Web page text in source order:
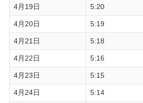
4月19日 5:20
4月20日 5:19
4月21日 5:18
4月22日 5:16
4月23日 5:15
4月24日 5:14